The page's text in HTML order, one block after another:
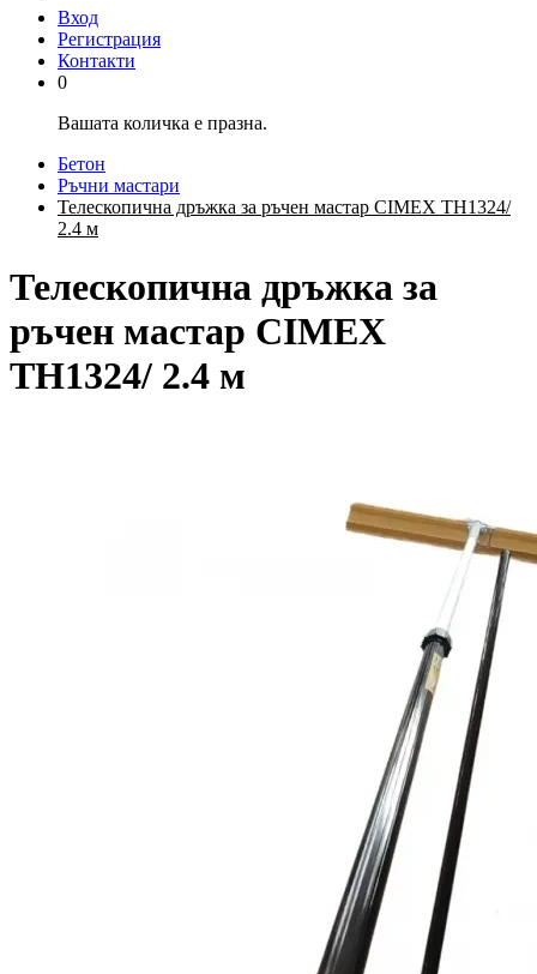
Вход
Регистрация
Контакти
0
Вашата количка е празна.
Бетон
Ръчни мастари
Телескопична дръжка за ръчен мастар CIMEX TH1324/
2.4 м
Телескопична дръжка за
ръчен мастар CIMEX
TH1324/ 2.4 м